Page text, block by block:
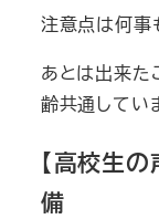
注意点は何事
あとは出来た
齢共通してい
【高校生
備